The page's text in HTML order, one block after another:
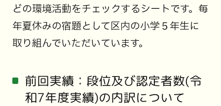
どの環境活動をチェックするシートです。毎
年夏休みの宿題として区内の小学５年生に
取り組んでいただいています。
前回実績：段位及び認定者数(令
和7年度実績)の内訳について